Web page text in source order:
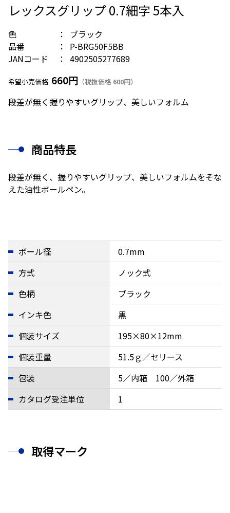
レックスグリップ 0.7細字 5本入
色
ブラック
品番
P-BRG50F5BB
JANコード
4902505277689
希望小売価格 660円 （税抜価格 600円）
段差が無く握りやすいグリップ、美しいフォルム
商品特長
段差が無く、握りやすいグリップ、美しいフォルムをそな
えた油性ボールペン。
ボール径
0.7mm
方式
ノック式
色柄
ブラック
インキ色
黒
個装サイズ
195×80×12mm
個装重量
51.5ｇ／セリース
包装
5／内箱 100／外箱
カタログ受注単位
1
取得マーク